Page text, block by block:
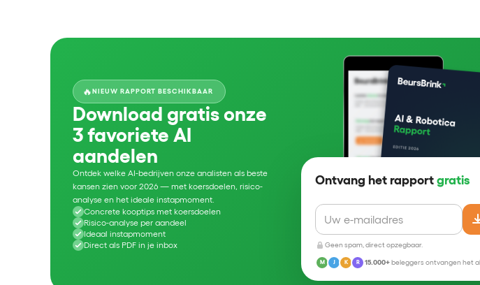
🔥NIEUW RAPPORT BESCHIKBAAR
Download gratis onze
3 favoriete AI
aandelen
Ontdek welke AI-bedrijven onze analisten als beste
kansen zien voor 2026 — met koersdoelen, risico-
analyse en het ideale instapmoment.
Concrete kooptips met koersdoelen
Risico-analyse per aandeel
Ideaal instapmoment
Direct als PDF in je inbox
Ontvang het rapport gratis
Geen spam, direct opzegbaar.
M J K R 15.000+ beleggers ontvangen het al